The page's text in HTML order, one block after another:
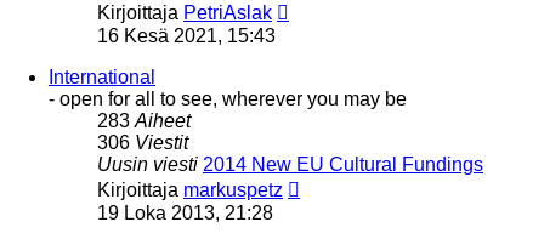
Kirjoittaja PetriAslak
16 Kesä 2021, 15:43
International
- open for all to see, wherever you may be
283 Aiheet
306 Viestit
Uusin viesti 2014 New EU Cultural Fundings
Kirjoittaja markuspetz
19 Loka 2013, 21:28